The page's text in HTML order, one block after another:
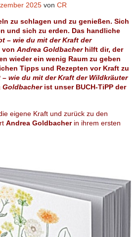
2025 von CR
zu schlagen und zu genießen. Sich
und sich zu erden. Das handliche
– wie du mit der Kraft der
von Andrea Goldbacher hilft dir, der
wieder ein wenig Raum zu geben
Tipps und Rezepten vor Kraft zu
– wie du mit der Kraft der Wildkräuter
Goldbacherist unser BUCH-TiPP der
eigene Kraft und zurück zu den
Andrea Goldbacherin ihrem ersten